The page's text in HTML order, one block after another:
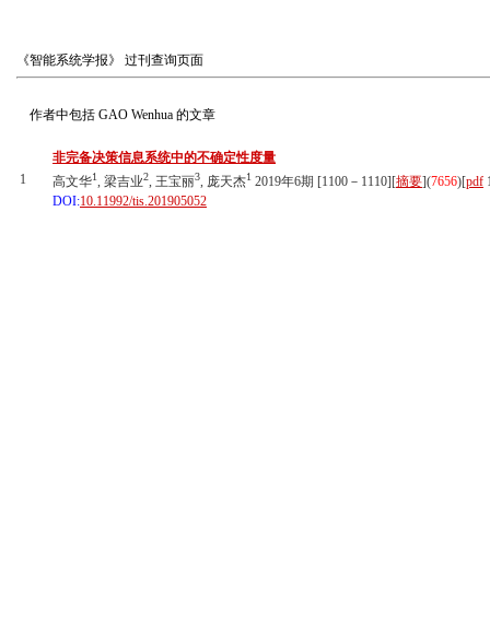
《智能系统学报》 过刊查询页面
作者中包括 GAO Wenhua 的文章
1
非完备决策信息系统中的不确定性度量
高文华1, 梁吉业2, 王宝丽3, 庞天杰1 2019年6期 [1100－1110][摘要](7656)[pdf
DOI:10.11992/tis.201905052